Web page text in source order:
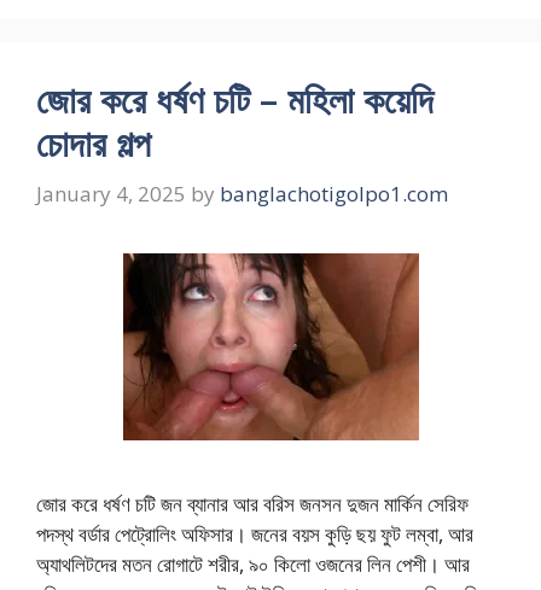
জোর করে ধর্ষণ চটি – মহিলা কয়েদি
চোদার গল্প
January 4, 2025 by banglachotigolpo1.com
জোর করে ধর্ষণ চটি জন ব্যানার আর বরিস জনসন দুজন মার্কিন সেরিফ
পদস্থ বর্ডার পেট্রোলিং অফিসার। জনের বয়স কুড়ি ছয় ফুট লম্বা, আর
অ্যাথলিটদের মতন রোগাটে শরীর, ৯০ কিলো ওজনের লিন পেশী। আর